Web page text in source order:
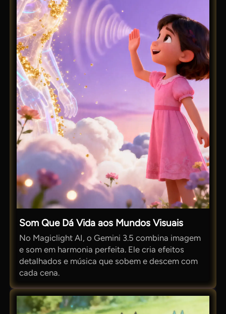
Som Que Dá Vida aos Mundos Visuais
No Magiclight AI, o Gemini 3.5 combina imagem
e som em harmonia perfeita. Ele cria efeitos
detalhados e música que sobem e descem com
cada cena.